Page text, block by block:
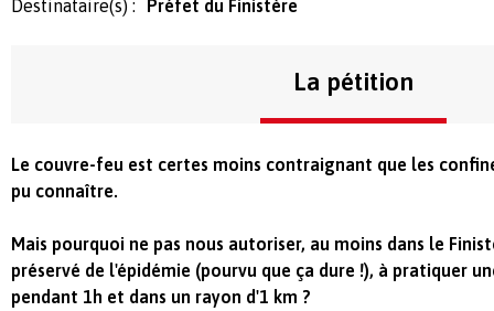
Destinataire(s) :
Préfet du Finistère
La pétition
Le couvre-feu est certes moins contraignant que les
pu connaître.
Mais pourquoi ne pas nous autoriser, au moins dans le
préservé de l'épidémie (pourvu que ça dure !), à pratiquer
pendant 1h et dans un rayon d'1 km ?